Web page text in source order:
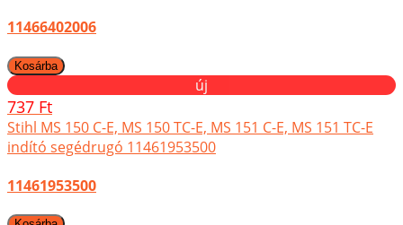
11466402006
új
737 Ft
Stihl MS 150 C-E, MS 150 TC-E, MS 151 C-E, MS 151 TC-E
indító segédrugó 11461953500
11461953500